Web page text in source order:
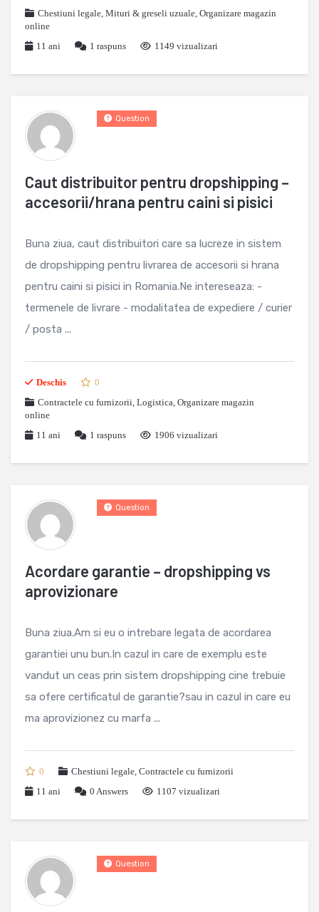
Chestiuni legale, Mituri & greseli uzuale, Organizare magazin
online
11 ani
1 raspuns 1149 vizualizari
Caut distribuitor pentru dropshipping –
accesorii/hrana pentru caini si pisici
Question
Buna ziua, caut distribuitori care sa lucreze in sistem
de dropshipping pentru livrarea de accesorii si hrana
pentru caini si pisici in Romania.Ne intereseaza: -
termenele de livrare - modalitatea de expediere / curier
/ posta ...
Deschis
0
Contractele cu furnizorii, Logistica, Organizare magazin
online
11 ani
1 raspuns 1906 vizualizari
Acordare garantie – dropshipping vs
aprovizionare
Question
Buna ziua.Am si eu o intrebare legata de acordarea
garantiei unu bun.In cazul in care de exemplu este
vandut un ceas prin sistem dropshipping cine trebuie
sa ofere certificatul de garantie?sau in cazul in care eu
ma aprovizionez cu marfa ...
0 Chestiuni legale, Contractele cu furnizorii
11 ani
0 Answers 1107 vizualizari
Question